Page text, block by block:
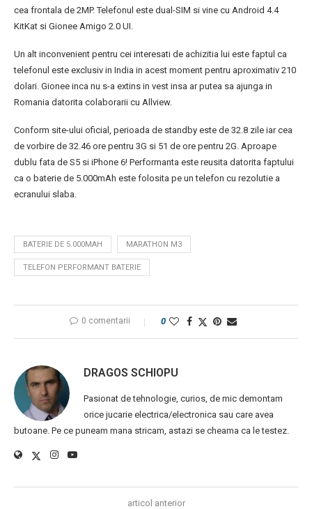
cea frontala de 2MP. Telefonul este dual-SIM si vine cu Android 4.4
KitKat si Gionee Amigo 2.0 UI.
Un alt inconvenient pentru cei interesati de achizitia lui este faptul ca
telefonul este exclusiv in India in acest moment pentru aproximativ 210
dolari. Gionee inca nu s-a extins in vest insa ar putea sa ajunga in
Romania datorita colaborarii cu Allview.
Conform site-ului oficial, perioada de standby este de 32.8 zile iar cea
de vorbire de 32.46 ore pentru 3G si 51 de ore pentru 2G. Aproape
dublu fata de S5 si iPhone 6! Performanta este reusita datorita faptului
ca o baterie de 5.000mAh este folosita pe un telefon cu rezolutie a
ecranului slaba.
BATERIE DE 5.000MAH MARATHON M3
TELEFON PERFORMANT BATERIE
0 comentarii 0
DRAGOS SCHIOPU
Pasionat de tehnologie, curios, de mic demontam
orice jucarie electrica/electronica sau care avea
butoane. Pe ce puneam mana stricam, astazi se cheama ca le testez.
articol anterior